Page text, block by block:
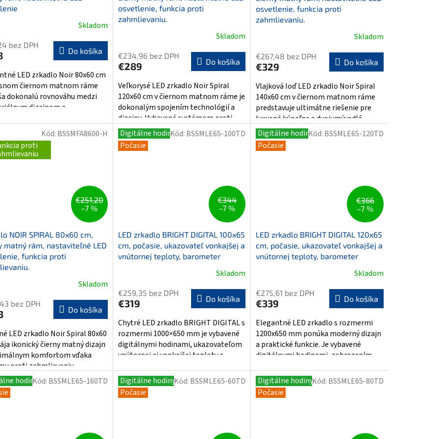
Skladom
bez DPH
Do košíka
LED zrkadlo Noir 80x60 cm
čiernom matnom ráme
dokonalú rovnováhu medzi
dizajnom a
osvetlenie, funkcia proti
zahmlievaniu.
produktu
je
4,8
z
5
hviezdičiek.
Skladom
€234,96 bez DPH
€289 Do košíka
Veľkorysé LED zrkadlo Noir Spiral
120x60 cm v čiernom matnom ráme je
dokonalým spojením technológií a
dizajnu. Vybavené systémom proti...
osvetlenie, funkcia proti
zahmlievaniu.
produktu
je
5,0
z
hviezdičiek.
Skladom
€267,48 bez DPH
€329 Do košíka
Vlajková loď LED zrkadlo Noir Spiral
140x60 cm v čiernom matnom ráme
predstavuje ultimátne riešenie pre
luxusné kúpeľne a dvojumývadlá....
proti
€251,20
–7 %
NOIR SPIRAL 80x60 cm,
matný rám, nastaviteľné LED
funkcia proti
Skladom
bez DPH
Do košíka
LED zrkadlo Noir Spiral 80x60
ikonický čierny matný dizajn
komfortom vďaka
proti zahmlievaniu...
Kód: BSSMFA8600-H
Digitálne hodiny
Počasie
€344
–7 %
LED zrkadlo BRIGHT DIGITAL 100x65
cm, počasie, ukazovateľ vonkajšej a
vnútornej teploty, barometer
produktu
je
5,0
z
5
hviezdičiek.
Skladom
€259,35 bez DPH
€319 Do košíka
Chytré LED zrkadlo BRIGHT DIGITAL s
rozmermi 1000×650 mm je vybavené
digitálnymi hodinami, ukazovateľom
vnútornej aj vonkajšej teploty a...
Kód: BSSMLE65-100TD
Digitálne hodiny
Počasie
€366
–7 %
LED zrkadlo BRIGHT DIGITAL 120x65
cm, počasie, ukazovateľ vonkajšej a
vnútornej teploty, barometer
produktu
je
4,5
z
hviezdičiek.
Skladom
€275,61 bez DPH
€339 Do košíka
Elegantné LED zrkadlo s rozmermi
1200x650 mm ponúka moderný dizajn
a praktické funkcie. Je vybavené
digitálnymi hodinami, zobrazením...
Kód: BSSMLE65-120TD
hodinyKód: BSSMLE65-160TD
Digitálne hodiny
Počasie
Kód: BSSMLE65-60TD
Digitálne hodiny
Počasie
Kód: BSSMLE65-80TD